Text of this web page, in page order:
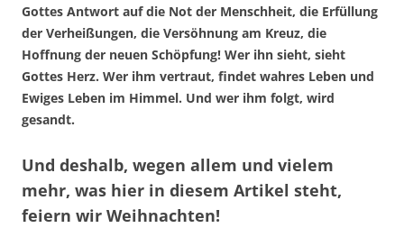
Gottes Antwort auf die Not der Menschheit, die Erfüllung
der Verheißungen, die Versöhnung am Kreuz, die
Hoffnung der neuen Schöpfung! Wer ihn sieht, sieht
Gottes Herz. Wer ihm vertraut, findet wahres Leben und
Ewiges Leben im Himmel. Und wer ihm folgt, wird
gesandt.
Und deshalb, wegen allem und vielem
mehr, was hier in diesem Artikel steht,
feiern wir Weihnachten!